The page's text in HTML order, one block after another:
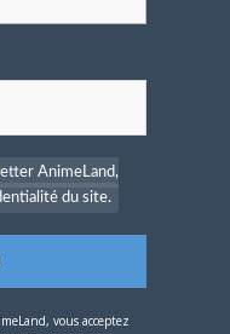
MESSAGES
AnimeLand,
du site.
vous acceptez